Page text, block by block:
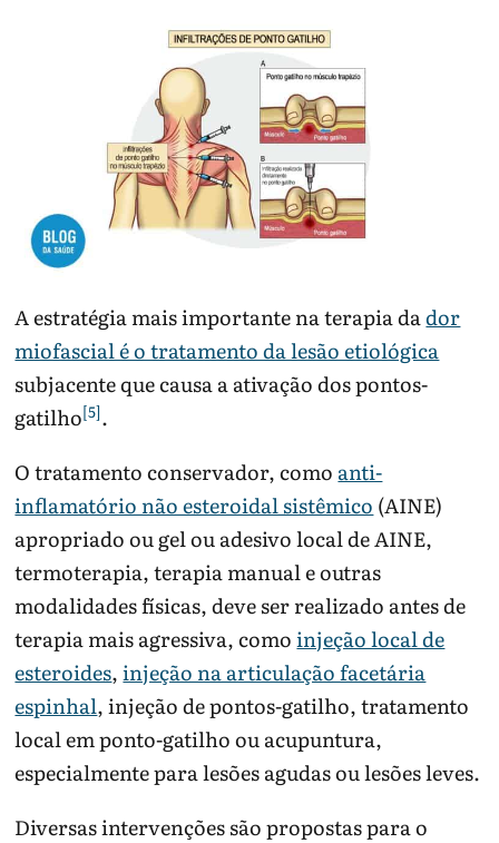
A estratégia mais importante na terapia dador
miofascial é o tratamento da lesão etiológica
subjacente que causa a ativação dos pontos-
gatilho[5].
O tratamento conservador, como anti-
inflamatório não esteroidal sistêmico (AINE)
apropriado ou gel ou adesivo local de AINE,
termoterapia, terapia manual e outras
modalidades físicas, deve ser realizado antes de
terapia mais agressiva, comoinjeção local de
esteroides,injeção na articulação facetária
espinhal, injeção de pontos-gatilho, tratamento
local em ponto-gatilho ou acupuntura,
especialmente para lesões agudas ou lesões leves.
Diversas intervenções são propostas para o